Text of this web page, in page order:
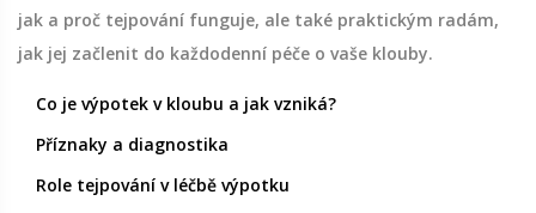
jak a proč tejpování funguje, ale také praktickým radám,
jak jej začlenit do každodenní péče o vaše klouby.
Co je výpotek v kloubu a jak vzniká?
Příznaky a diagnostika
Role tejpování v léčbě výpotku